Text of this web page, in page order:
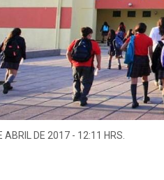
ABRIL DE 2017 - 12:11 HRS.